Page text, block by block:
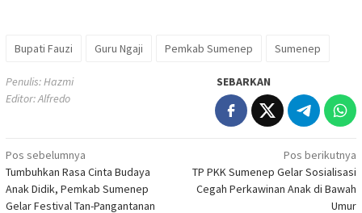
Bupati Fauzi Guru Ngaji Pemkab Sumenep Sumenep
Penulis: Hazmi
Editor: Alfredo
SEBARKAN
Navigasi
pos
Pos sebelumnya
Tumbuhkan Rasa Cinta Budaya
Anak Didik, Pemkab Sumenep
Gelar Festival Tan-Pangantanan
Pos berikutnya
TP PKK Sumenep Gelar Sosialisasi
Cegah Perkawinan Anak di Bawah
Umur